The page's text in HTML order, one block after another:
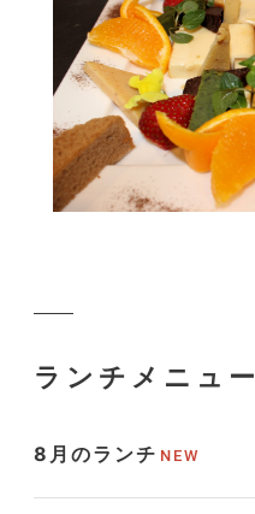
ランチメニュー
8月のランチ